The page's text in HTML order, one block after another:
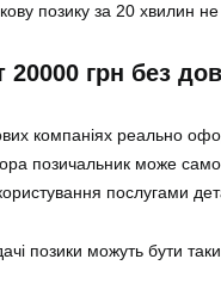
позику за 20 хвилин
20000 грн без
компаніях реально
позичальник може
послугами
позики можуть бути